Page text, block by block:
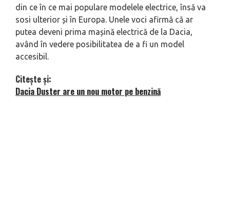
din ce în ce mai populare modelele electrice, însă va
sosi ulterior și în Europa. Unele voci afirmă că ar
putea deveni prima mașină electrică de la Dacia,
având în vedere posibilitatea de a fi un model
accesibil.
Citește și:
Dacia Duster are un nou motor pe benzină